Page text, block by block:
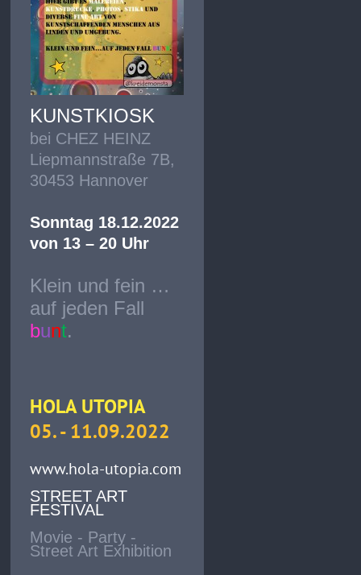
KUNSTKIOSK
bei CHEZ HEINZ
Liepmannstraße 7B,
30453 Hannover
Sonntag 18.12.2022
von 13 – 20 Uhr
Klein und fein …
auf jeden Fall
bunt.
HOLA UTOPIA
05. - 11.09.2022
www.hola-utopia.com
STREET ART
FESTIVAL
Movie - Party -
Street Art Exhibition